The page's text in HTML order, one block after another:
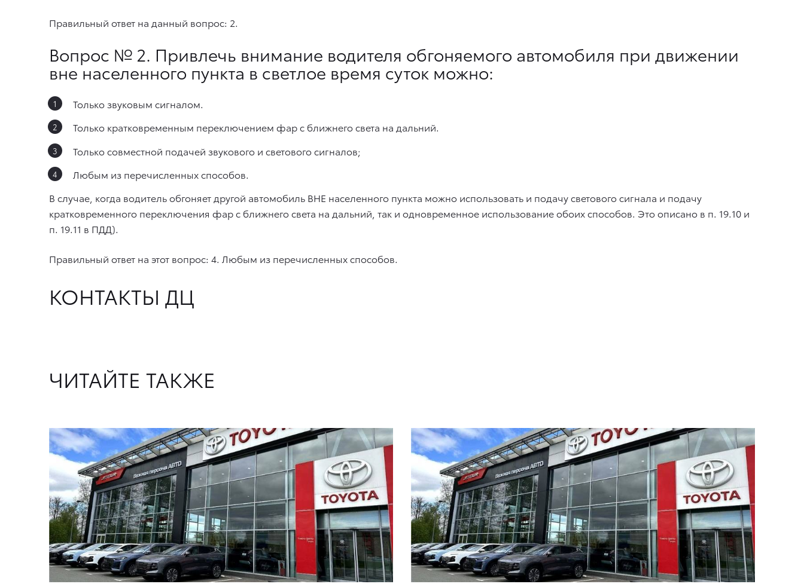
Правильный ответ на данный вопрос: 2.
Вопрос № 2. Привлечь внимание водителя обгоняемого автомобиля при движении
вне населенного пункта в светлое время суток можно:
Только звуковым сигналом.
Только кратковременным переключением фар с ближнего света на дальний.
Только совместной подачей звукового и светового сигналов;
Любым из перечисленных способов.
В случае, когда водитель обгоняет другой автомобиль ВНЕ населенного пункта можно использовать и подачу светового сигнала и подачу
кратковременного переключения фар с ближнего света на дальний, так и одновременное использование обоих способов. Это описано в п. 19.10 и
п. 19.11 в ПДД).
Правильный ответ на этот вопрос: 4. Любым из перечисленных способов.
КОНТАКТЫ ДЦ
ЧИТАЙТЕ ТАКЖЕ